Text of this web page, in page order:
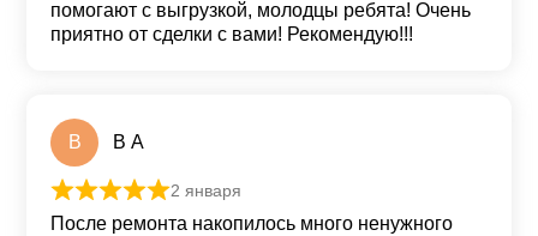
помогают с выгрузкой, молодцы ребята! Очень
приятно от сделки с вами! Рекомендую!!!
В В А
Оценка из 5
2 января
После ремонта накопилось много ненужного